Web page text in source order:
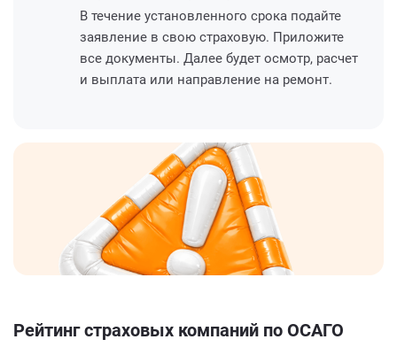
В течение установленного срока подайте
заявление в свою страховую. Приложите
все документы. Далее будет осмотр, расчет
и выплата или направление на ремонт.
Рейтинг страховых компаний по ОСАГО